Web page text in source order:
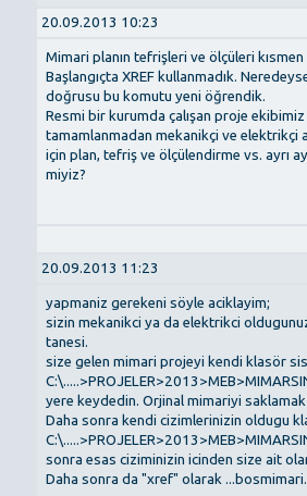
20.09.2013 10:23
Mimari planın tefrişleri ve ölçüleri
Başlangıçta XREF kullanmadık.
doğrusu bu komutu yeni öğrendik.
Resmi bir kurumda çalışan proje
tamamlanmadan mekanikçi ve elektrikçi
için plan, tefriş ve ölçülendirme vs. ayrı
miyiz?
20.09.2013 11:23
yapmaniz gerekeni söyle aciklayim;
sizin mekanikci ya da elektrikci
tanesi.
size gelen mimari projeyi kendi klasör
yere keydedin. Orjinal mimariyi
Daha sonra kendi cizimlerinizin oldugu
sonra esas ciziminizin icinden size ait
Daha sonra da "xref" olarak